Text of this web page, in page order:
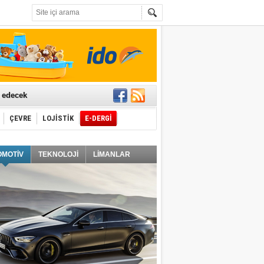
ÇEVRE LOJİSTİK E-DERGİ
TEKNOLOJİ LİMANLAR